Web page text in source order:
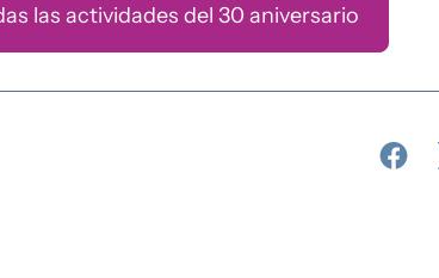
las actividades del 30 aniversario